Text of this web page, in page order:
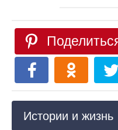
Истории и жизнь